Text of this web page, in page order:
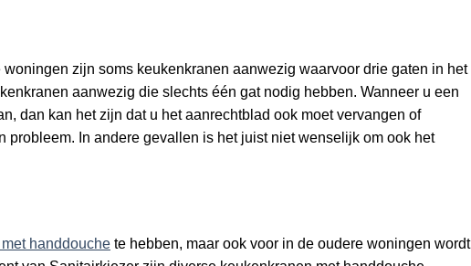
zijn soms keukenkranen aanwezig waarvoor drie gaten in het
aanwezig die slechts één gat nodig hebben. Wanneer u een
dan kan het zijn dat u het aanrechtblad ook moet vervangen of
In andere gevallen is het juist niet wenselijk om ook het
handdouche te hebben, maar ook voor in de oudere woningen wordt